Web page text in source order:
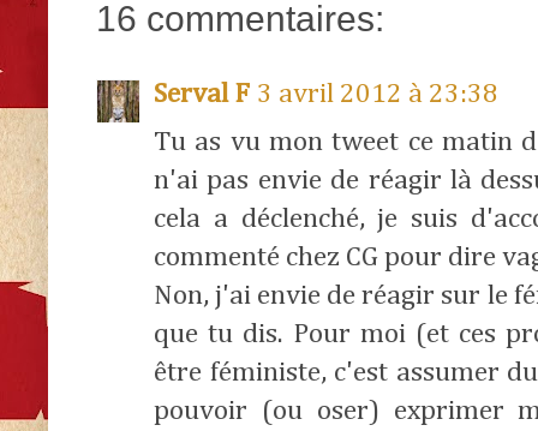
16 commentaires:
Serval F 3 avril 2012 à 23:38
Tu as vu mon tweet ce matin
n'ai pas envie de réagir là
cela a déclenché, je suis
commenté chez CG pour dire
Non, j'ai envie de réagir sur le
que tu dis. Pour moi (et ces
être féministe, c'est assumer
pouvoir (ou oser) exprimer